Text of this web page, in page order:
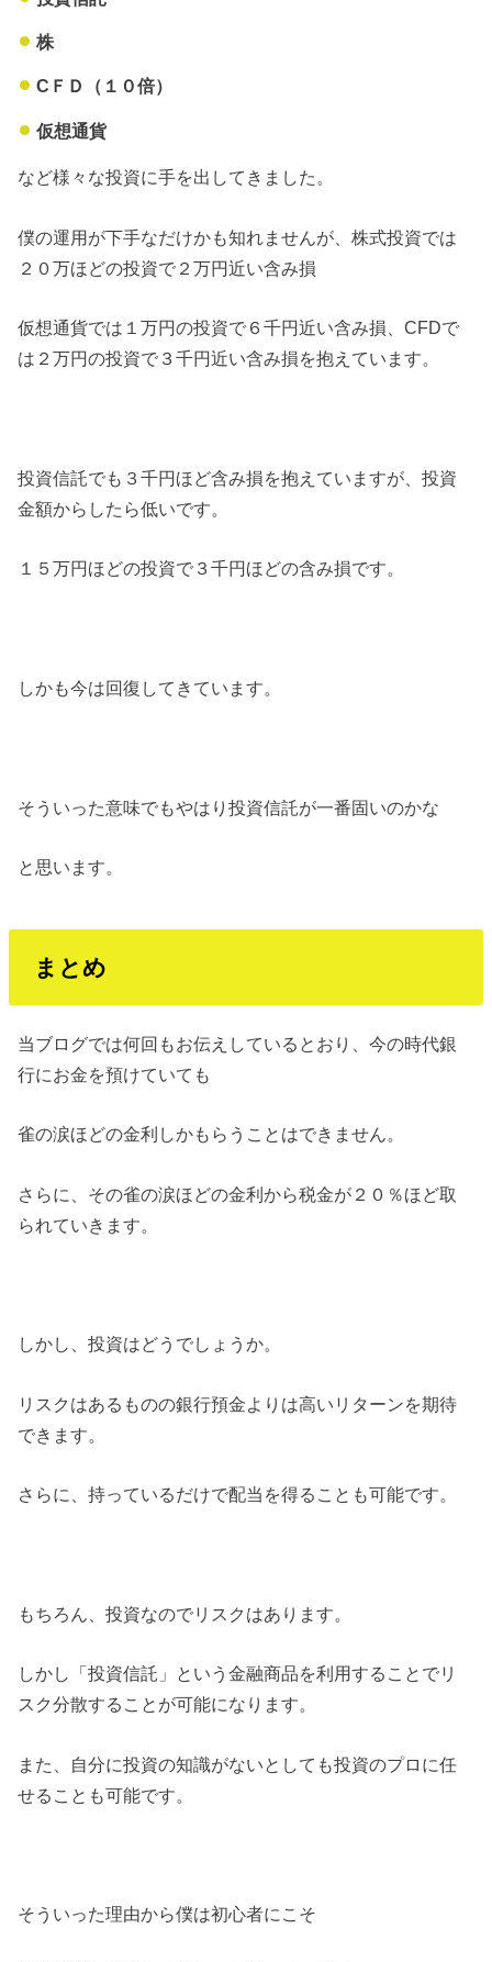
株
CＦＤ（１０倍）
仮想通貨
など様々な投資に手を出してきました。
僕の運用が下手なだけかも知れませんが、株式投資では
２０万ほどの投資で２万円近い含み損
仮想通貨では１万円の投資で６千円近い含み損、CFDで
は２万円の投資で３千円近い含み損を抱えています。
投資信託でも３千円ほど含み損を抱えていますが、投資
金額からしたら低いです。
１５万円ほどの投資で３千円ほどの含み損です。
しかも今は回復してきています。
そういった意味でもやはり投資信託が一番固いのかな
と思います。
まとめ
当ブログでは何回もお伝えしているとおり、今の時代銀
行にお金を預けていても
雀の涙ほどの金利しかもらうことはできません。
さらに、その雀の涙ほどの金利から税金が２０％ほど取
られていきます。
しかし、投資はどうでしょうか。
リスクはあるものの銀行預金よりは高いリターンを期待
できます。
さらに、持っているだけで配当を得ることも可能です。
もちろん、投資なのでリスクはあります。
しかし「投資信託」という金融商品を利用することでリ
スク分散することが可能になります。
また、自分に投資の知識がないとしても投資のプロに任
せることも可能です。
そういった理由から僕は初心者にこそ